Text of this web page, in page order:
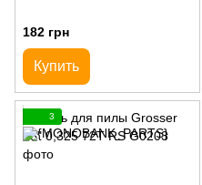
182 грн
Купить
3